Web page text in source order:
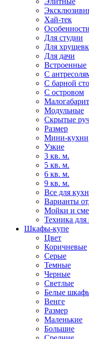
Хай-тек
Особенности
Для студии
Для
Для дачи
Встроенные
С
С барной
С островом
Модульные
Скрытые
Размер
Мини-кухни
Узкие
3 кв. м.
5 кв. м.
6 кв. м.
9 кв. м.
Все для
Варианты
Мойки и
Техника для
Шкафы-купе
Цвет
Коричневые
Серые
Темные
Черные
Светлые
Белые
Венге
Размер
Маленькие
Большие